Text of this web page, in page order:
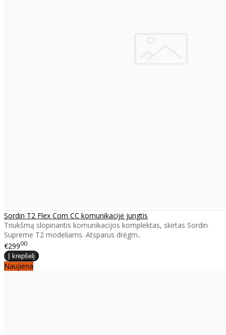
Sordin T2 Flex Com CC komunikacijė jungtis
Triukšmą slopinantis komunikacijos komplektas, skirtas Sordin
Supreme T2 modeliams. Atsparus drėgm..
€29900
Naujiena